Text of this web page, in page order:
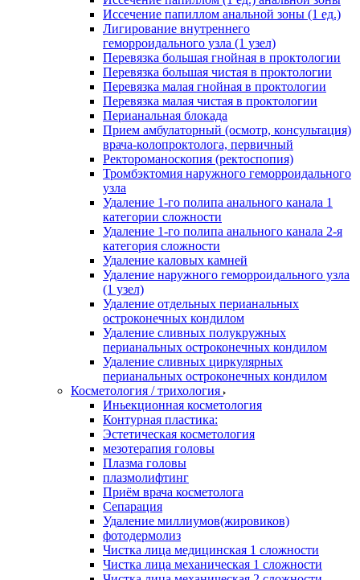
Иссечение папиллом анальной зоны (1 ед.)
Лигирование внутреннего
геморроидального узла (1 узел)
Перевязка большая гнойная в проктологии
Перевязка большая чистая в проктологии
Перевязка малая гнойная в проктологии
Перевязка малая чистая в проктологии
Перианальная блокада
Прием амбулаторный (осмотр, консультация)
врача-колопроктолога, первичный
Ректороманоскопия (ректоспопия)
Тромбэктомия наружного геморроидального
узла
Удаление 1-го полипа анального канала 1
категории сложности
Удаление 1-го полипа анального канала 2-я
категория сложности
Удаление каловых камней
Удаление наружного геморроидального узла
(1 узел)
Удаление отдельных перианальных
остроконечных кондилом
Удаление сливных полукружных
перианальных остроконечных кондилом
Удаление сливных циркулярных
перианальных остроконечных кондилом
Косметология / трихология
Иньекционная косметология
Контурная пластика:
Эстетическая косметология
мезотерапия головы
Плазма головы
плазмолифтинг
Приём врача косметолога
Сепарация
Удаление миллиумов(жировиков)
фотодермолиз
Чистка лица медицинская 1 сложности
Чистка лица механическая 1 сложности